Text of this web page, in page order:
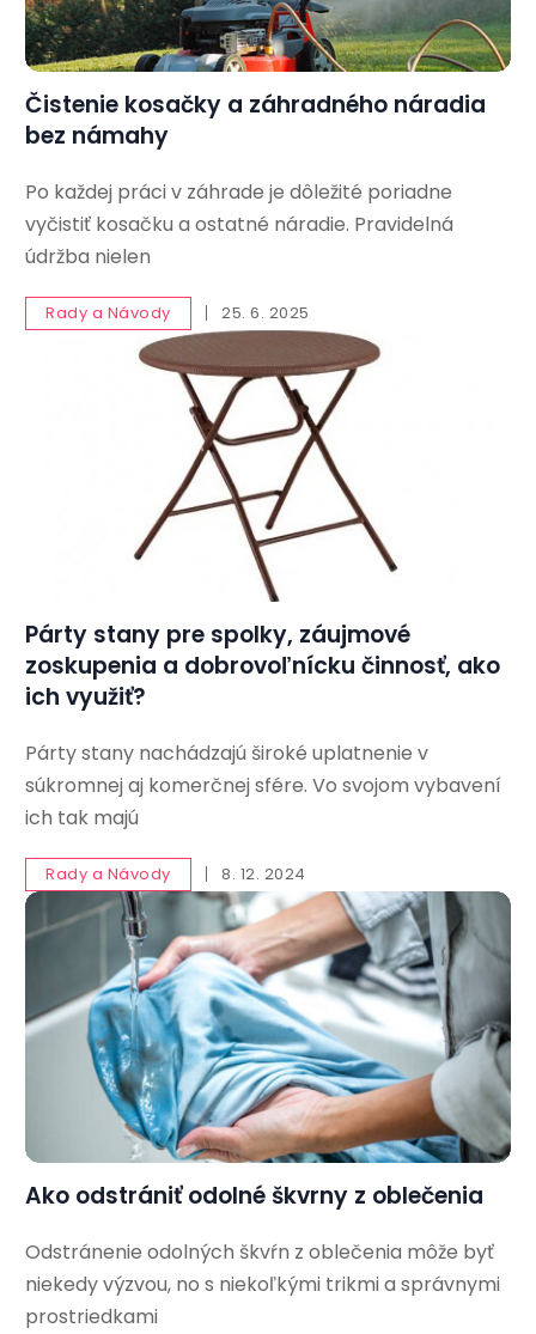
Čistenie kosačky a záhradného náradia
bez námahy
Po každej práci v záhrade je dôležité poriadne
vyčistiť kosačku a ostatné náradie. Pravidelná
údržba nielen
Rady a Návody 25. 6. 2025
Párty stany pre spolky, záujmové
zoskupenia a dobrovoľnícku činnosť, ako
ich využiť?
Párty stany nachádzajú široké uplatnenie v
súkromnej aj komerčnej sfére. Vo svojom vybavení
ich tak majú
Rady a Návody 8. 12. 2024
Ako odstrániť odolné škvrny z oblečenia
Odstránenie odolných škvŕn z oblečenia môže byť
niekedy výzvou, no s niekoľkými trikmi a správnymi
prostriedkami